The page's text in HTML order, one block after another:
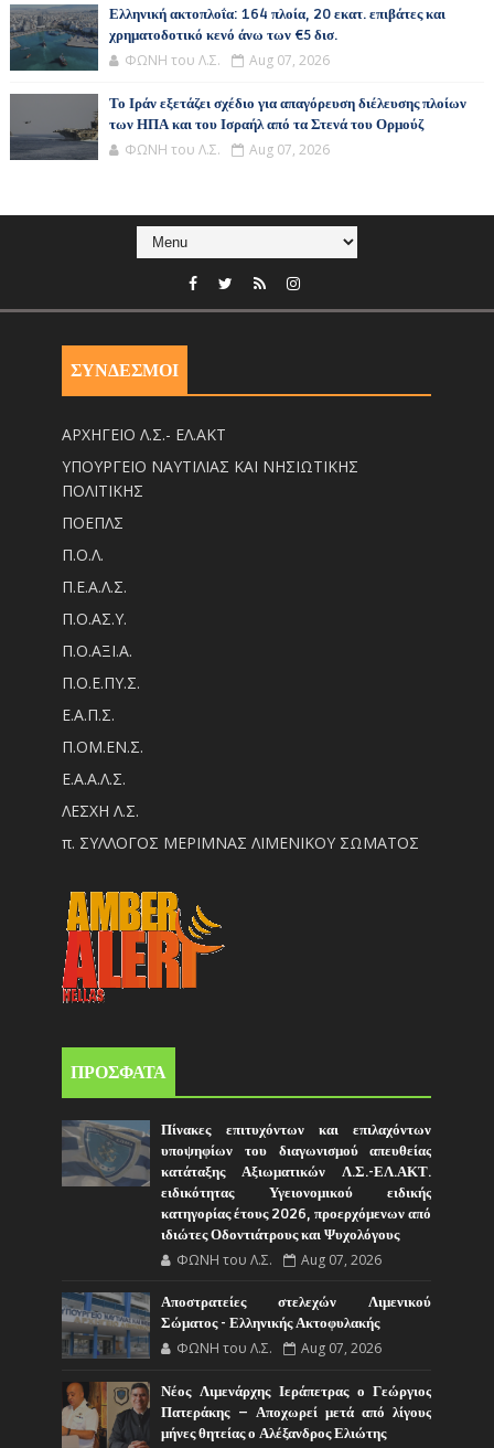
Ελληνική ακτοπλοΐα: 164 πλοία, 20 εκατ. επιβάτες και
χρηματοδοτικό κενό άνω των €5 δισ.
ΦΩΝΗ του Λ.Σ. Aug 07, 2026
Το Ιράν εξετάζει σχέδιο για απαγόρευση διέλευσης πλοίων
των ΗΠΑ και του Ισραήλ από τα Στενά του Ορμούζ
ΦΩΝΗ του Λ.Σ. Aug 07, 2026
ΣΥΝΔΕΣΜΟΙ
ΑΡΧΗΓΕΙΟ Λ.Σ.- ΕΛ.ΑΚΤ
ΥΠΟΥΡΓΕΙΟ ΝΑΥΤΙΛΙΑΣ ΚΑΙ ΝΗΣΙΩΤΙΚΗΣ
ΠΟΛΙΤΙΚΗΣ
ΠΟΕΠΛΣ
Π.Ο.Λ.
Π.Ε.Α.Λ.Σ.
Π.Ο.ΑΣ.Υ.
Π.Ο.ΑΞΙ.Α.
Π.Ο.Ε.ΠΥ.Σ.
Ε.Α.Π.Σ.
Π.ΟM.EN.Σ.
Ε.Α.Α.Λ.Σ.
ΛΕΣΧΗ Λ.Σ.
π. ΣΥΛΛΟΓΟΣ ΜΕΡΙΜΝΑΣ ΛΙΜΕΝΙΚΟΥ ΣΩΜΑΤΟΣ
ΠΡΟΣΦΑΤΑ
Πίνακες επιτυχόντων και επιλαχόντων
υποψηφίων του διαγωνισμού απευθείας
κατάταξης Αξιωματικών Λ.Σ.-ΕΛ.ΑΚΤ.
ειδικότητας Υγειονομικού ειδικής
κατηγορίας έτους 2026, προερχόμενων από
ιδιώτες Οδοντιάτρους και Ψυχολόγους
ΦΩΝΗ του Λ.Σ. Aug 07, 2026
Αποστρατείες στελεχών Λιμενικού
Σώματος - Ελληνικής Ακτοφυλακής
ΦΩΝΗ του Λ.Σ. Aug 07, 2026
Νέος Λιμενάρχης Ιεράπετρας ο Γεώργιος
Πατεράκης – Αποχωρεί μετά από λίγους
μήνες θητείας ο Αλέξανδρος Ελιώτης